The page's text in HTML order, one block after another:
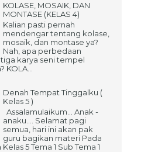
KOLASE, MOSAIK, DAN
MONTASE (KELAS 4)
Kalian pasti pernah
mendengar tentang kolase,
mosaik, dan montase ya?
Nah, apa perbedaan
karya seni tempel
Denah Tempat Tinggalku (
Kelas 5 )
Assalamulaikum... Anak -
anaku.... Selamat pagi
semua, hari ini akan pak
guru bagikan materi Pada
5 Tema 1 Sub Tema 1